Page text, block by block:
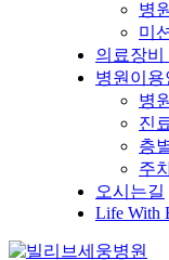
병
미
의료장비
병원이용
병
진
층
주
오시는길
Life With